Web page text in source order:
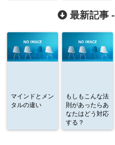
最新記事 -
マインドとメン
タルの違い
もしもこんな法
則があったらあ
なたはどう対応
する？